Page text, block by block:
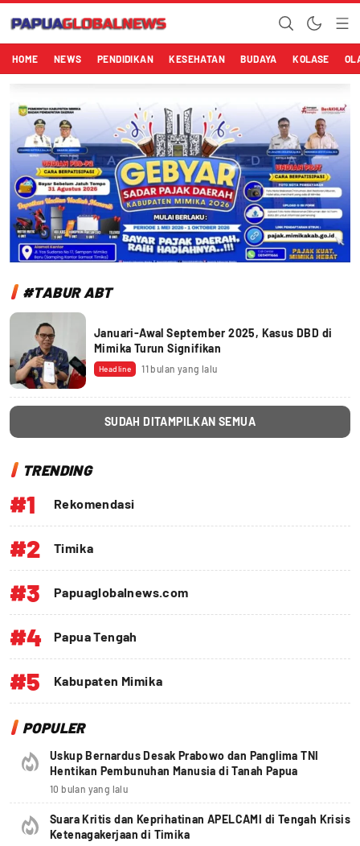
Papuaglobalnews.com
Menulis Fakta dengan Hati Bening
HOME NEWS PENDIDIKAN KESEHATAN BUDAYA KOLASE
#TABUR ABT
Januari-Awal September 2025, Kasus DBD di
Mimika Turun Signifikan
Headline 11 bulan yang lalu
SUDAH DITAMPILKAN SEMUA
TRENDING
#1 Rekomendasi
#2 Timika
#3 Papuaglobalnews.com
#4 Papua Tengah
#5 Kabupaten Mimika
POPULER
Uskup Bernardus Desak Prabowo dan Panglima TNI
Hentikan Pembunuhan Manusia di Tanah Papua
10 bulan yang lalu
Suara Kritis dan Keprihatinan APELCAMI di Tengah Krisis
Ketenagakerjaan di Timika